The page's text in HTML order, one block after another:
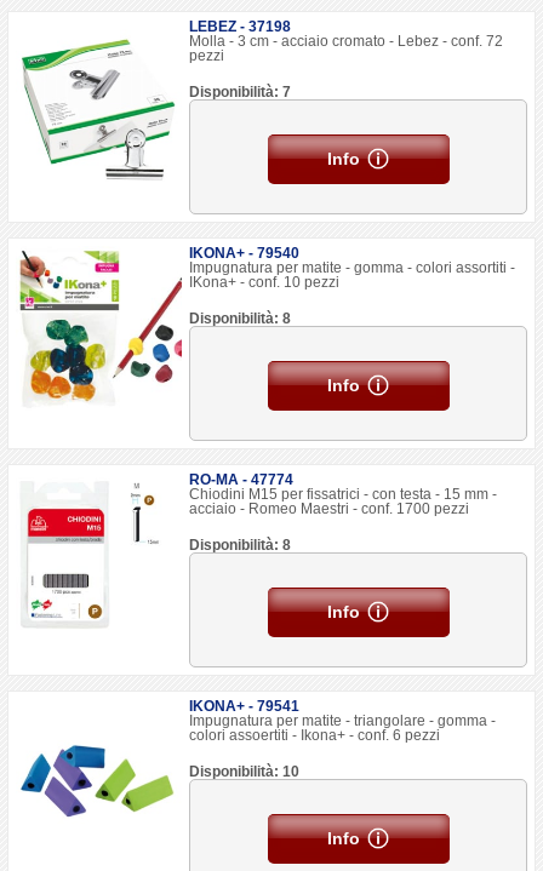
LEBEZ - 37198
Molla - 3 cm - acciaio cromato - Lebez - conf. 72
pezzi
Disponibilità: 7
Info
IKONA+ - 79540
Impugnatura per matite - gomma - colori assortiti -
IKona+ - conf. 10 pezzi
Disponibilità: 8
Info
RO-MA - 47774
Chiodini M15 per fissatrici - con testa - 15 mm -
acciaio - Romeo Maestri - conf. 1700 pezzi
Disponibilità: 8
Info
IKONA+ - 79541
Impugnatura per matite - triangolare - gomma -
colori assoertiti - Ikona+ - conf. 6 pezzi
Disponibilità: 10
Info